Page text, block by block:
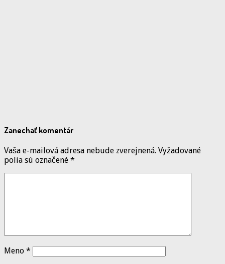
Zanechať komentár
Vaša e-mailová adresa nebude zverejnená. Vyžadované
polia sú označené *
Meno *